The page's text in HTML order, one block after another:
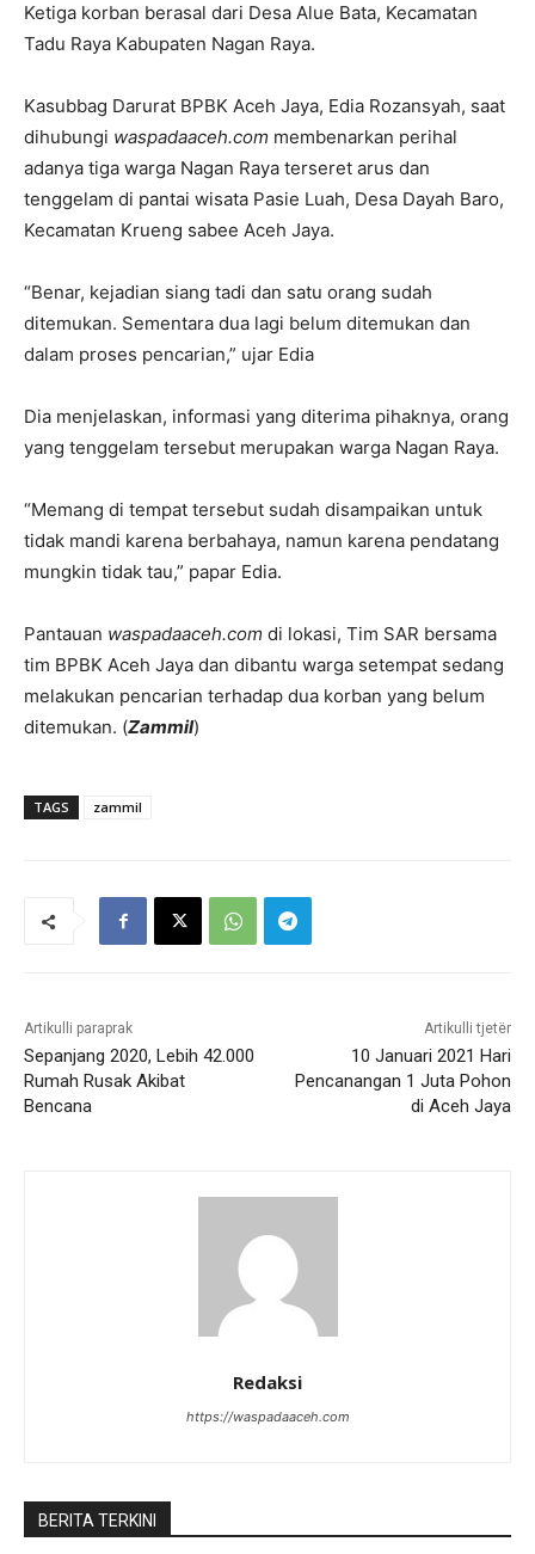
Ketiga korban berasal dari Desa Alue Bata, Kecamatan
Tadu Raya Kabupaten Nagan Raya.
Kasubbag Darurat BPBK Aceh Jaya, Edia Rozansyah, saat
dihubungi waspadaaceh.com membenarkan perihal
adanya tiga warga Nagan Raya terseret arus dan
tenggelam di pantai wisata Pasie Luah, Desa Dayah Baro,
Kecamatan Krueng sabee Aceh Jaya.
“Benar, kejadian siang tadi dan satu orang sudah
ditemukan. Sementara dua lagi belum ditemukan dan
dalam proses pencarian,” ujar Edia
Dia menjelaskan, informasi yang diterima pihaknya, orang
yang tenggelam tersebut merupakan warga Nagan Raya.
“Memang di tempat tersebut sudah disampaikan untuk
tidak mandi karena berbahaya, namun karena pendatang
mungkin tidak tau,” papar Edia.
Pantauan waspadaaceh.com di lokasi, Tim SAR bersama
tim BPBK Aceh Jaya dan dibantu warga setempat sedang
melakukan pencarian terhadap dua korban yang belum
ditemukan. (Zammil)
TAGS zammil
Artikulli paraprak
Sepanjang 2020, Lebih 42.000
Rumah Rusak Akibat
Bencana
Artikulli tjetër
10 Januari 2021 Hari
Pencanangan 1 Juta Pohon
di Aceh Jaya
Redaksi
https://waspadaaceh.com
BERITA TERKINI